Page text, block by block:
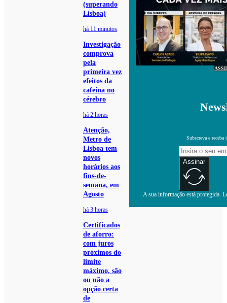
(superando
Lisboa)
há 11 minutos
Investigação
comprova
pela
primeira vez
efeitos da
cafeína no
cérebro
há 2 horas
Atenção,
Metro de
Lisboa tem
novos
horários aos
fins-de-
semana, em
Agosto
há 3 horas
Certificados
de aforro:
com juros
próximos do
limite
máximo, são
ou não a
opção certa
de
Subscreva e receba
Assinar
A sua informação está protegida.